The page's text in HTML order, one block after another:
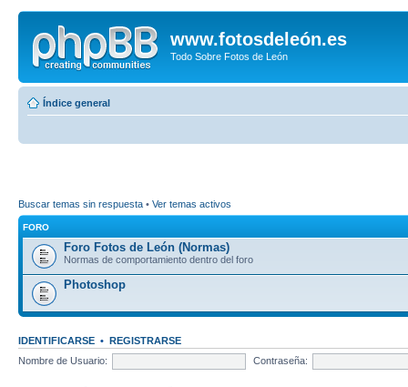
www.fotosdeleón.es
Todo Sobre Fotos de León
Índice general
Buscar temas sin respuesta • Ver temas activos
FORO
Foro Fotos de León (Normas)
Normas de comportamiento dentro del foro
Photoshop
IDENTIFICARSE • REGISTRARSE
Nombre de Usuario:
Contraseña: